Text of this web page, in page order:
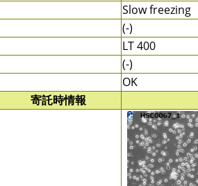
Slow freezing
(-)
LT 400
(-)
OK
寄託時情報